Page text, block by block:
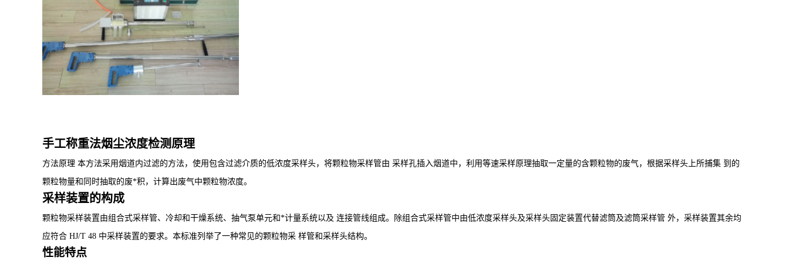
手工称重法烟尘浓度检测原理
方法原理 本方法采用烟道内过滤的方法，使用包含过滤介质的低浓度采样头，将颗粒物采样管由 采样孔插入烟道中，利用等速采样原理抽取一定量的含颗粒物的废气，根据采样头上所捕集 到的
颗粒物量和同时抽取的废*积，计算出废气中颗粒物浓度。
采样装置的构成
颗粒物采样装置由组合式采样管、冷却和干燥系统、抽气泵单元和*计量系统以及 连接管线组成。除组合式采样管中由低浓度采样头及采样头固定装置代替滤筒及滤筒采样管 外，采样装置其余均
应符合 HJ/T 48 中采样装置的要求。本标准列举了一种常见的颗粒物采 样管和采样头结构。
性能特点